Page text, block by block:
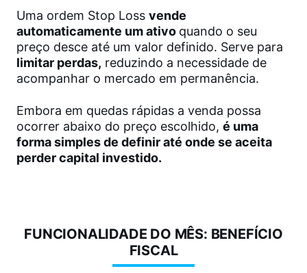
Uma ordem Stop Loss vende
automaticamente um ativo quando o seu
preço desce até um valor definido. Serve para
limitar perdas, reduzindo a necessidade de
acompanhar o mercado em permanência.
Embora em quedas rápidas a venda possa
ocorrer abaixo do preço escolhido, é uma
forma simples de definir até onde se aceita
perder capital investido.
FUNCIONALIDADE DO MÊS: BENEFÍCIO
FISCAL